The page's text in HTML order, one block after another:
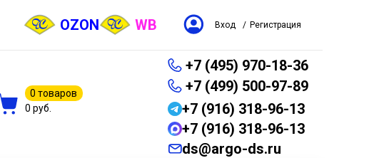
OZON WB Вход / Регистрация
0 товаров
0 руб.
+7 (495) 970-18-36
+7 (499) 500-97-89
+7 (916) 318-96-13
+7 (916) 318-96-13
ds@argo-ds.ru